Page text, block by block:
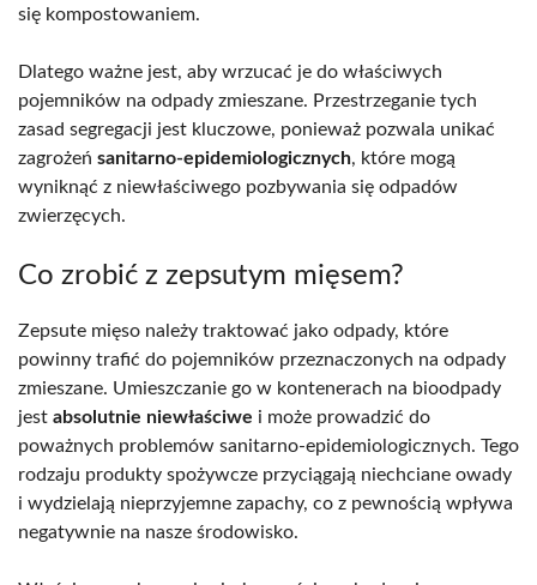
się kompostowaniem.
Dlatego ważne jest, aby wrzucać je do właściwych
pojemników na odpady zmieszane. Przestrzeganie tych
zasad segregacji jest kluczowe, ponieważ pozwala unikać
zagrożeń sanitarno-epidemiologicznych, które mogą
wyniknąć z niewłaściwego pozbywania się odpadów
zwierzęcych.
Co zrobić z zepsutym mięsem?
Zepsute mięso należy traktować jako odpady, które
powinny trafić do pojemników przeznaczonych na odpady
zmieszane. Umieszczanie go w kontenerach na bioodpady
jest absolutnie niewłaściwe i może prowadzić do
poważnych problemów sanitarno-epidemiologicznych. Tego
rodzaju produkty spożywcze przyciągają niechciane owady
i wydzielają nieprzyjemne zapachy, co z pewnością wpływa
negatywnie na nasze środowisko.